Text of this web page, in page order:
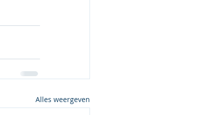
Alles weergeven